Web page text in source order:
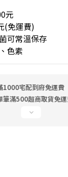
元
(免運費)
可常溫保存
色素
1000宅配到府免運費
筆滿500超商取貨免